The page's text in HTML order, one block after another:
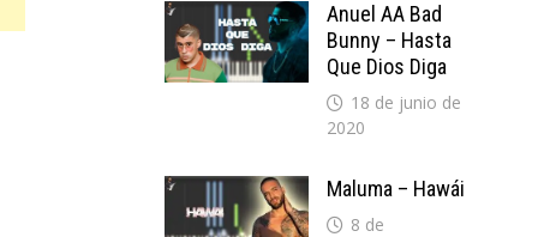
Anuel AA Bad
Bunny – Hasta
Que Dios Diga
18 de junio de
2020
Maluma – Hawái
8 de